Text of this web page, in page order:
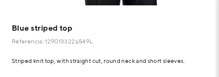
Blue striped top
Referencia: 1290133226549L
Striped knit top, with straight cut, round neck and short sleeves.